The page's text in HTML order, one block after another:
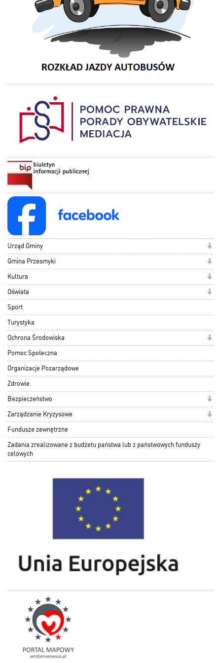
Urząd Gminy
Gmina Przesmyki
Kultura
Oświata
Sport
Turystyka
Ochrona Środowiska
Pomoc Społeczna
Organizacje Pozarządowe
Zdrowie
Bezpieczeństwo
Zarządzanie Kryzysowe
Fundusze zewnętrzne
Zadania zrealizowane z budżetu państwa lub z państwowych funduszy
celowych